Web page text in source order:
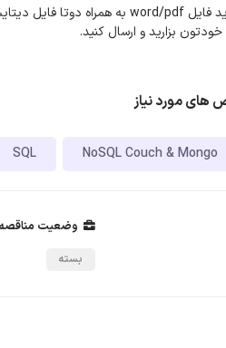
بزارید و ارسال کنید.
مورد نیاز
NoSQL Couch & Mongo
SQL
وضعیت مناقصه
بسته